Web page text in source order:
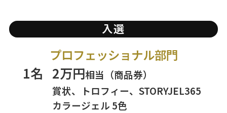
入選
プロフェッショナル部門
1名 2万円相当（商品券）
賞状、トロフィー、STORYJEL365
カラージェル 5色